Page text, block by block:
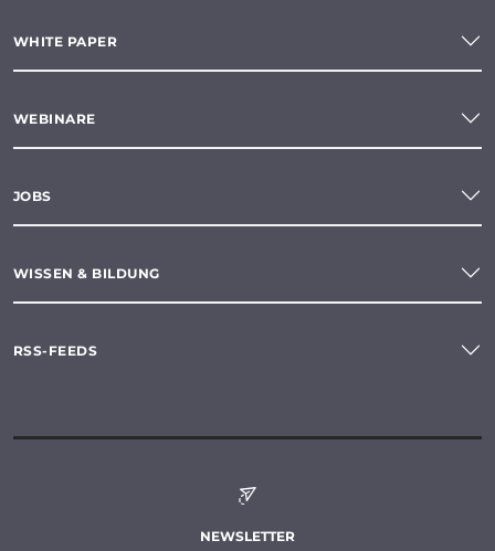
WHITE PAPER
WEBINARE
JOBS
WISSEN & BILDUNG
RSS-FEEDS
NEWSLETTER